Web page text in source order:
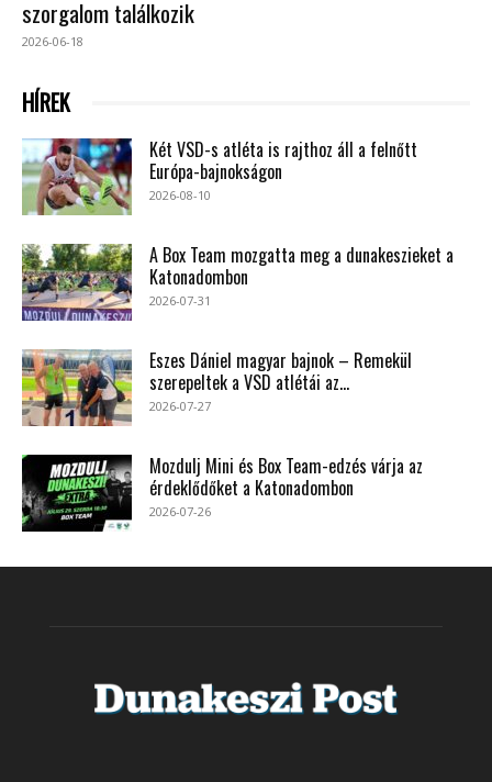
szorgalom találkozik
2026-06-18
HÍREK
Két VSD-s atléta is rajthoz áll a felnőtt
Európa-bajnokságon
2026-08-10
A Box Team mozgatta meg a dunakeszieket a
Katonadombon
2026-07-31
Eszes Dániel magyar bajnok – Remekül
szerepeltek a VSD atlétái az...
2026-07-27
Mozdulj Mini és Box Team-edzés várja az
érdeklődőket a Katonadombon
2026-07-26